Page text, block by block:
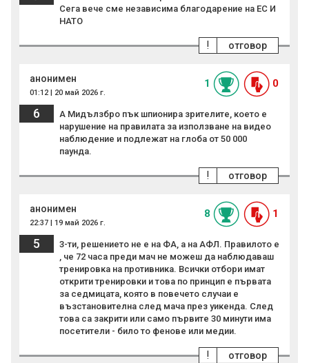
Сега вече сме независима благодарение на ЕС И
НАТО
отговор
!
анонимен
01:12 | 20 май 2026 г.
1 0
6
А Мидълзбро пък шпионира зрителите, което е
нарушение на правилата за използване на видео
наблюдение и подлежат на глоба от 50 000
паунда.
отговор
!
анонимен
22:37 | 19 май 2026 г.
8 1
5
3-ти, решението не е на ФА, а на АФЛ. Правилото е
, че 72 часа преди мач не можеш да наблюдаваш
тренировка на противника. Всички отбори имат
открити тренировки и това по принцип е първата
за седмицата, която в повечето случаи е
възстановителна след мача през уикенда. След
това са закрити или само първите 30 минути има
посетители - било то фенове или медии.
отговор
!